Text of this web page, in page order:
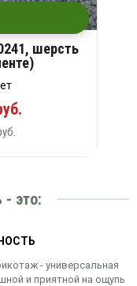
шерсть
- это:
- универсальная
и приятной на ощупь